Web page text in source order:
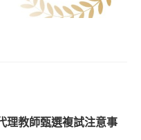
理教師甄選複試注意事